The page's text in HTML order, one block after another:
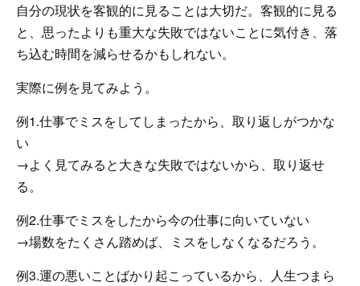
自分の現状を客観的に見ることは大切だ。客観的に見る
と、思ったよりも重大な失敗ではないことに気付き、落
ち込む時間を減らせるかもしれない。
実際に例を見てみよう。
例1.仕事でミスをしてしまったから、取り返しがつかな
い
→よく見てみると大きな失敗ではないから、取り返せ
る。
例2.仕事でミスをしたから今の仕事に向いていない
→場数をたくさん踏めば、ミスをしなくなるだろう。
例3.運の悪いことばかり起こっているから、人生つまら